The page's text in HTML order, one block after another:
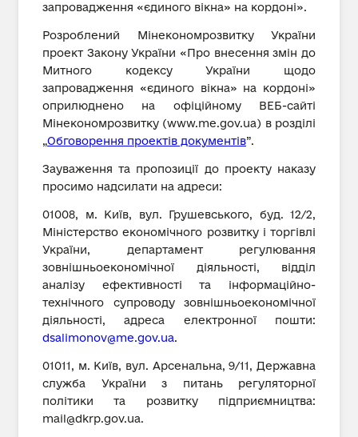
запровадження «єдиного вікна» на кордоні».
Розроблений Мінекономрозвитку України
проект Закону України «Про внесення змін до
Митного кодексу України щодо
запровадження «єдиного вікна» на кордоні»
оприлюднено на офіційному ВЕБ-сайті
Мінекономрозвитку (www.me.gov.ua) в розділі
„Обговорення проектів документів”.
Зауваження та пропозиції до проекту наказу
просимо надсилати на адреси:
01008, м. Київ, вул. Грушевського, буд. 12/2,
Міністерство економічного розвитку і торгівлі
України, департамент регулювання
зовнішньоекономічної діяльності, відділ
аналізу ефективності та інформаційно-
технічного супроводу зовнішньоекономічної
діяльності, адреса електронної пошти:
dsalimonov@me.gov.ua.
01011, м. Київ, вул. Арсенальна, 9/11, Державна
служба України з питань регуляторної
політики та розвитку підприємництва:
mail@dkrp.gov.ua.